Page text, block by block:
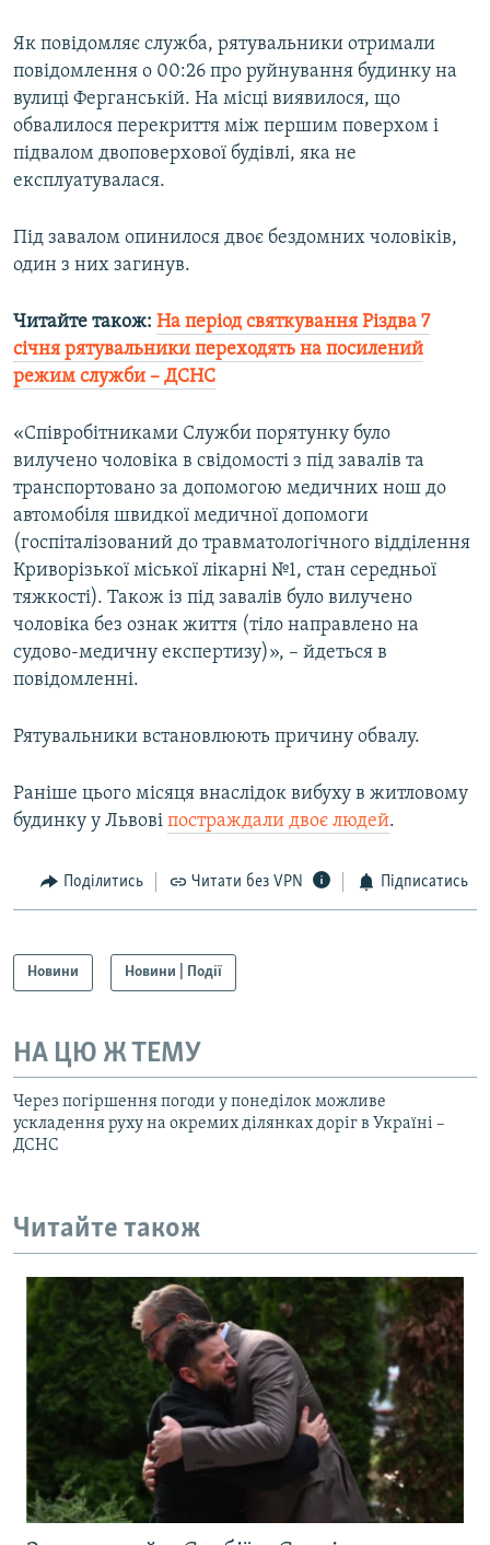
Усі сайти RFE/RL
Як повідомляє служба, рятувальники отримали
повідомлення о 00:26 про руйнування будинку на
вулиці Ферганській. На місці виявилося, що
обвалилося перекриття між першим поверхом і
підвалом двоповерхової будівлі, яка не
експлуатувалася.
Під завалом опинилося двоє бездомних чоловіків,
один з них загинув.
Читайте також: На період святкування Різдва 7
січня рятувальники переходять на посилений
режим служби – ДСНС
«Співробітниками Служби порятунку було
вилучено чоловіка в свідомості з під завалів та
транспортовано за допомогою медичних нош до
автомобіля швидкої медичної допомоги
(госпіталізований до травматологічного відділення
Криворізької міської лікарні №1, стан середньої
тяжкості). Також із під завалів було вилучено
чоловіка без ознак життя (тіло направлено на
судово-медичну експертизу)», – йдеться в
повідомленні.
Рятувальники встановлюють причину обвалу.
Раніше цього місяця внаслідок вибуху в житловому
будинку у Львові постраждали двоє людей.
Поділитись Читати без VPN Підписатись
Новини Новини | Події
НА ЦЮ Ж ТЕМУ
Через погіршення погоди у понеділок можливе
ускладення руху на окремих ділянках доріг в Україні –
ДСНС
Читайте також